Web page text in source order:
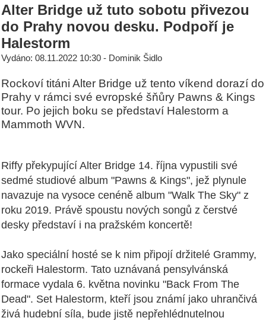
Alter Bridge už tuto sobotu přivezou
do Prahy novou desku. Podpoří je
Halestorm
Vydáno: 08.11.2022 10:30 - Dominik Šidlo
Rockoví titáni Alter Bridge už tento víkend dorazí do
Prahy v rámci své evropské šňůry Pawns & Kings
tour. Po jejich boku se představí Halestorm a
Mammoth WVN.
Riffy překypující Alter Bridge 14. října vypustili své
sedmé studiové album "Pawns & Kings", jež plynule
navazuje na vysoce cenéně album "Walk The Sky" z
roku 2019. Právě spoustu nových songů z čerstvé
desky představí i na pražském koncertě!
Jako speciální hosté se k nim připojí držitelé Grammy,
rockeři Halestorm. Tato uznávaná pensylvánská
formace vydala 6. května novinku "Back From The
Dead". Set Halestorm, kteří jsou známí jako uhrančivá
živá hudební síla, bude jistě nepřehlédnutelnou